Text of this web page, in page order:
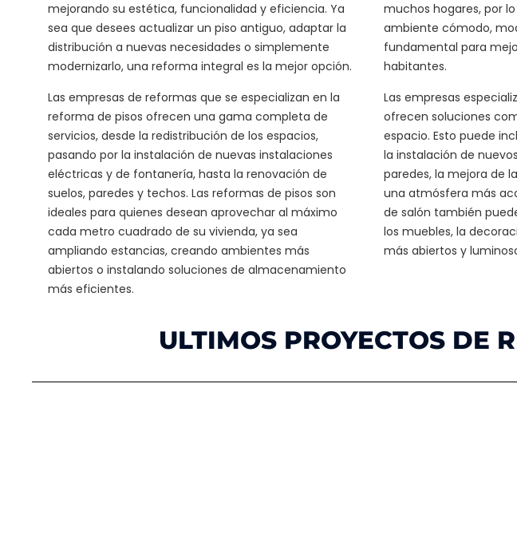
mejorando su estética, funcionalidad y eficiencia. Ya
sea que desees actualizar un piso antiguo, adaptar la
distribución a nuevas necesidades o simplemente
modernizarlo, una reforma integral es la mejor opción.
Las empresas de reformas que se especializan en la
reforma de pisos ofrecen una gama completa de
servicios, desde la redistribución de los espacios,
pasando por la instalación de nuevas instalaciones
eléctricas y de fontanería, hasta la renovación de
suelos, paredes y techos. Las reformas de pisos son
ideales para quienes desean aprovechar al máximo
cada metro cuadrado de su vivienda, ya sea
ampliando estancias, creando ambientes más
abiertos o instalando soluciones de almacenamiento
más eficientes.
muchos hogares, por
ambiente cómodo,
fundamental para
habitantes.
Las empresas
ofrecen soluciones
espacio. Esto puede
la instalación de
paredes, la mejora de
una atmósfera más
de salón también
los muebles, la
más abiertos y
ULTIMOS PROYECTOS DE